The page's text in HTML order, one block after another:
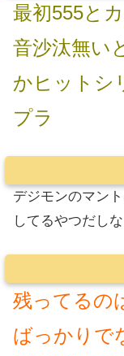
最初555と
音沙汰無い
かヒットシ
プラ
デジモンのマン
してるやつだし
残ってるの
ばっかりで